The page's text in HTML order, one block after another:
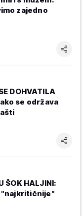
zajedno
DOHVATILA
se održava
ŠOK HALJINI:
"najkritičnije"